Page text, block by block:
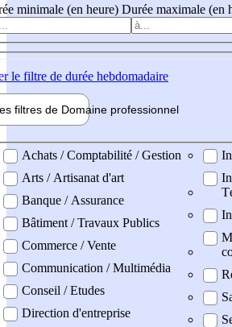
minimale (en heure) Durée maximale (en
le filtre de durée hebdomadaire
filtres de Domaine professionnel
professionel
Achats / Comptabilité / Gestion
Arts / Artisanat d'art
Banque / Assurance
Bâtiment / Travaux Publics
Commerce / Vente
Communication / Multimédia
Conseil / Etudes
Direction d'entreprise